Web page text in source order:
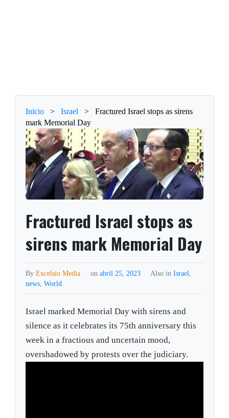
Inicio > Israel >
Fractured Israel stops as sirens
mark Memorial Day
Fractured Israel stops as
sirens mark Memorial Day
ByExcelsio Media on abril 25, 2023 Also in Israel,
news,World
Israel marked Memorial Day with sirens and
silence as it celebrates its 75th anniversary this
week in a fractious and uncertain mood,
overshadowed by protests over the judiciary.